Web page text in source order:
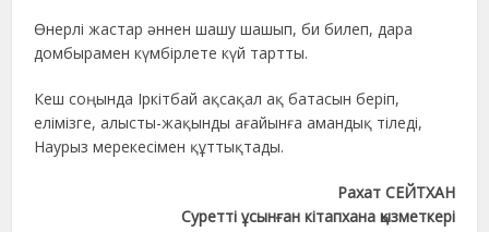
Өнерлі жастар әннен шашу шашып, би билеп, дара
домбырамен күмбірлете күй тартты.
Кеш соңында Іркітбай ақсақал ақ батасын беріп,
елімізге, алысты-жақынды ағайынға амандық тіледі,
Наурыз мерекесімен құттықтады.
Рахат СЕЙТХАН
Суретті ұсынған кітапхана қызметкері